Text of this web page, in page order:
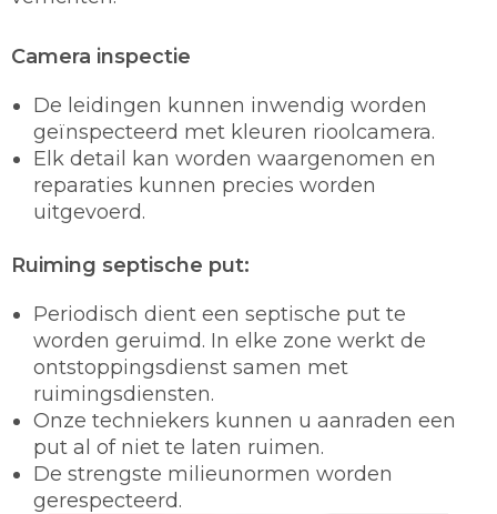
Camera inspectie
De leidingen kunnen inwendig worden
geïnspecteerd met kleuren rioolcamera.
Elk detail kan worden waargenomen en
reparaties kunnen precies worden
uitgevoerd.
Ruiming septische put:
Periodisch dient een septische put te
worden geruimd. In elke zone werkt de
ontstoppingsdienst samen met
ruimingsdiensten.
Onze techniekers kunnen u aanraden een
put al of niet te laten ruimen.
De strengste milieunormen worden
gerespecteerd.